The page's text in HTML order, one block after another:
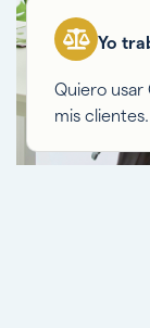
Yo
Quiero usar
mis clientes.